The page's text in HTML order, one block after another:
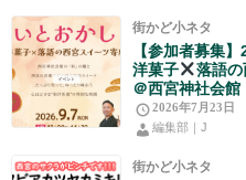
街かど小ネタ
【参加者募集
洋菓子
落語
＠西宮神社会館
2026年7月23日
編集部｜J
街かど小ネタ